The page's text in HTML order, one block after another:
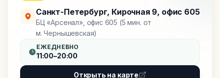
Санкт-Петербург, Кирочная 9, офис 605
БЦ «Арсенал», офис 605 (5 мин. от
м. Чернышевская)
ЕЖЕДНЕВНО
11:00–20:00
Открыть на карте